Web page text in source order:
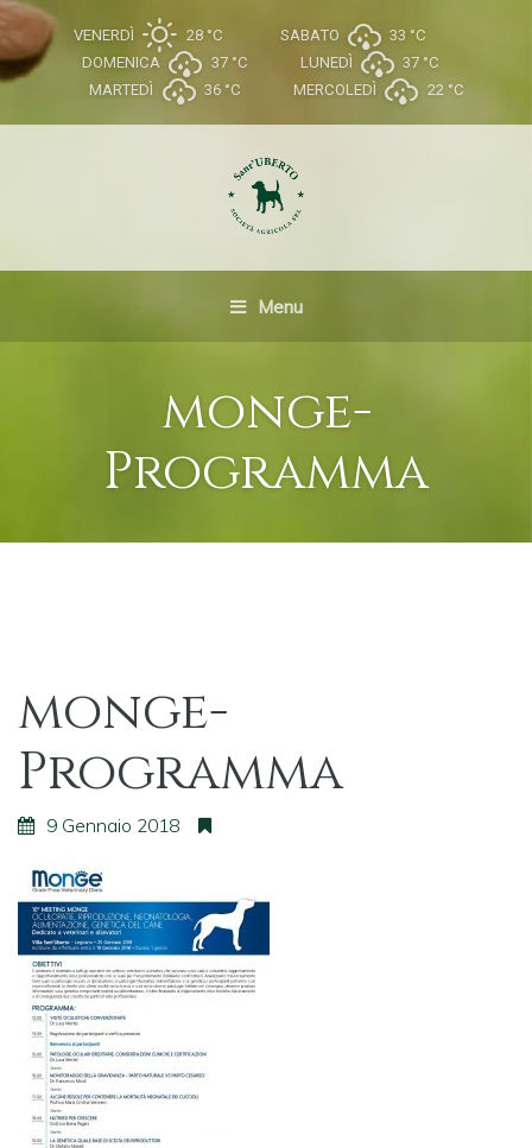
VENERDÌ 28 °C SABATO 33 °C
DOMENICA
37 °C LUNEDÌ 37 °C
MARTEDÌ
36 °C MERCOLEDÌ 22 °C
Menu
monge-
Programma
monge-
Programma
9 Gennaio 2018